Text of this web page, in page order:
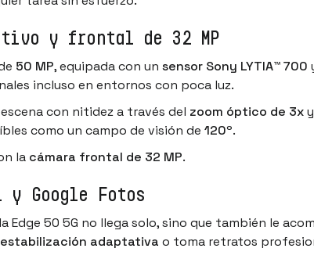
y frontal de 32 MP
50 MP, equipada con un sensor Sony LYTIA™ 700
incluso en entornos con poca luz.
con nitidez a través del zoom óptico de 3x
como un campo de visión de 120º.
la cámara frontal de 32 MP.
y Google Fotos
Edge 50 5G no llega solo, sino que también le
estabilización adaptativa o toma retratos